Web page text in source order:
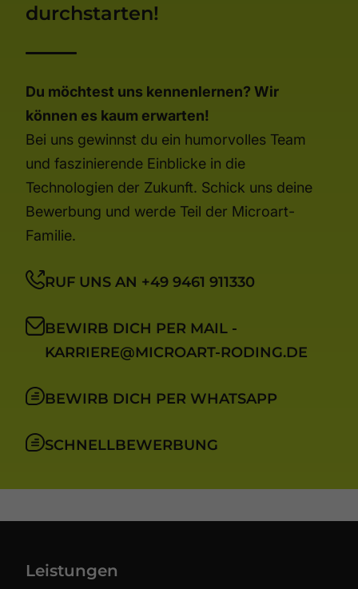
durchstarten!
Du möchtest uns kennenlernen? Wir
können es kaum erwarten!
Bei uns gewinnst du ein humorvolles Team
und faszinierende Einblicke in die
Technologien der Zukunft. Schick uns deine
Bewerbung und werde Teil der Microart-
Familie.
RUF UNS AN +49 9461 911330
BEWIRB DICH PER MAIL -
KARRIERE@MICROART-RODING.DE
BEWIRB DICH PER WHATSAPP
SCHNELLBEWERBUNG
Leistungen